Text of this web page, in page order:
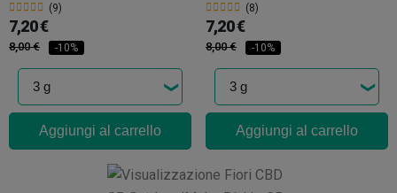
(9)
7,20 €
8,00 € -10%
Aggiungi al carrello
(8)
7,20 €
8,00 € -10%
Aggiungi al carrello